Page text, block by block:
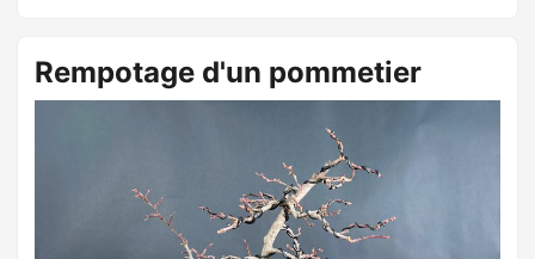
Rempotage d'un pommetier